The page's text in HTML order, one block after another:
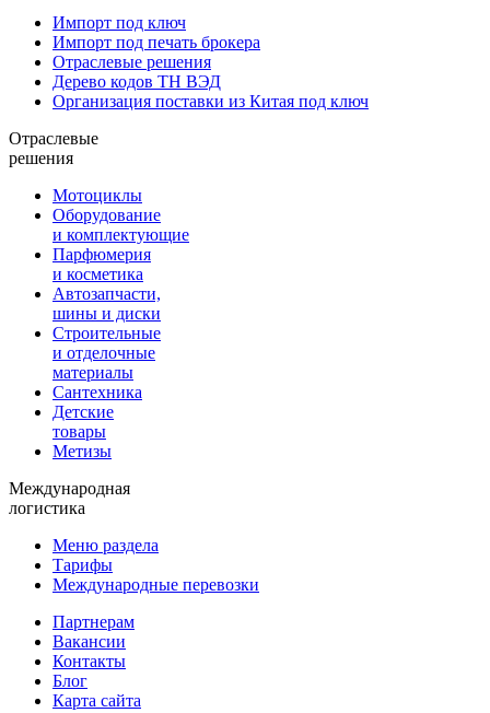
Импорт под ключ
Импорт под печать брокера
Отраслевые решения
Дерево кодов ТН ВЭД
Организация поставки из Китая под ключ
Отраслевые
решения
Мотоциклы
Оборудование
и комплектующие
Парфюмерия
и косметика
Автозапчасти,
шины и диски
Строительные
и отделочные
материалы
Сантехника
Детские
товары
Метизы
Международная
логистика
Меню раздела
Тарифы
Международные перевозки
Партнерам
Вакансии
Контакты
Блог
Карта сайта